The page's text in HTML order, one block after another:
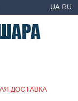
UA RU
ДОСТАВКА